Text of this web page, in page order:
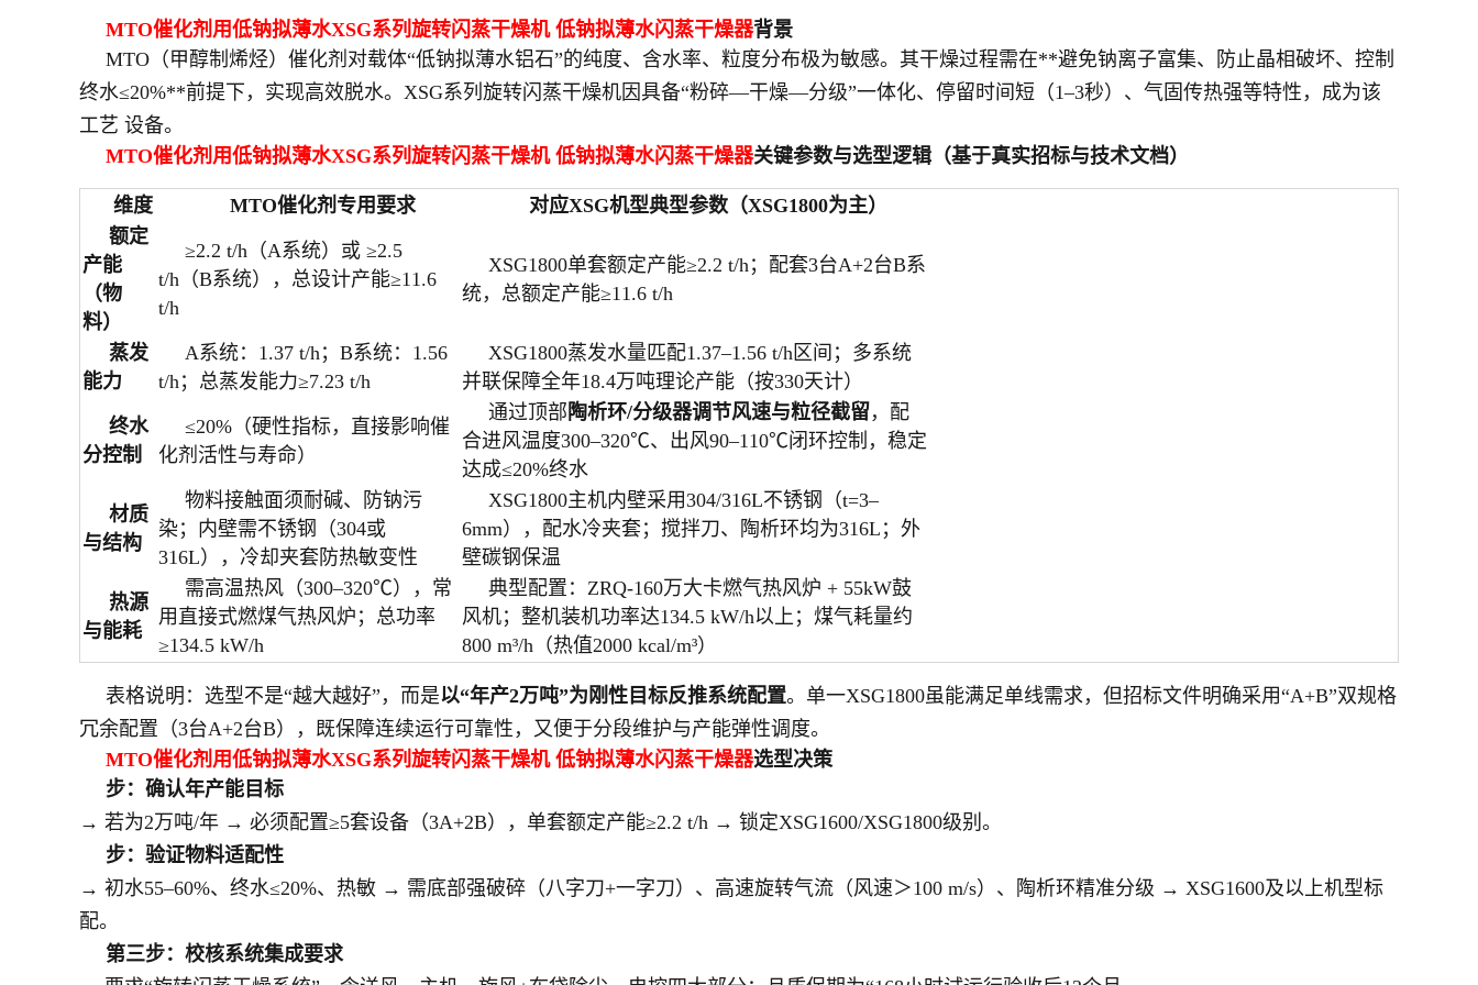
MTO催化剂用低钠拟薄水XSG系列旋转闪蒸干燥机 低钠拟薄水闪蒸干燥器背景
MTO（甲醇制烯烃）催化剂对载体“低钠拟薄水铝石”的纯度、含水率、粒度分布极为敏感。其干燥过程需在**避免钠离子富集、防止晶相破坏、控制
终水≤20%**前提下，实现高效脱水。XSG系列旋转闪蒸干燥机因具备“粉碎—干燥—分级”一体化、停留时间短（1–3秒）、气固传热强等特性，成为该
工艺 设备。
MTO催化剂用低钠拟薄水XSG系列旋转闪蒸干燥机 低钠拟薄水闪蒸干燥器关键参数与选型逻辑（基于真实招标与技术文档）
维度 MTO催化剂专用要求
对应XSG机型典型参数（XSG1800为主）
额定
产能
（物
料）
≥2.2 t/h（A系统）或 ≥2.5
t/h（B系统），总设计产能≥11.6
t/h
XSG1800单套额定产能≥2.2 t/h；配套3台A+2台B系
统，总额定产能≥11.6 t/h
蒸发
能力
A系统：1.37 t/h；B系统：1.56
t/h；总蒸发能力≥7.23 t/h
XSG1800蒸发水量匹配1.37–1.56 t/h区间；多系统
并联保障全年18.4万吨理论产能（按330天计）
终水
分控制
≤20%（硬性指标，直接影响催
化剂活性与寿命）
通过顶部 陶析环/分级器调节风速与粒径截留，配
合进风温度300–320℃、出风90–110℃闭环控制，稳定
达成≤20%终水
材质
与结构
物料接触面须耐碱、防钠污
染；内壁需不锈钢（304或
316L），冷却夹套防热敏变性
XSG1800主机内壁采用304/316L不锈钢（t=3–
6mm），配水冷夹套；搅拌刀、陶析环均为316L；外
壁碳钢保温
热源
与能耗
需高温热风（300–320℃），常
用直接式燃煤气热风炉；总功率
≥134.5 kW/h
典型配置：ZRQ-160万大卡燃气热风炉 + 55kW鼓
风机；整机装机功率达134.5 kW/h以上；煤气耗量约
800 m³/h（热值2000 kcal/m³）
表格说明：选型不是“越大越好”，而是以“年产2万吨”为刚性目标反推系统配置。单一XSG1800虽能满足单线需求，但招标文件明确采用“A+B”双规格
冗余配置（3台A+2台B），既保障连续运行可靠性，又便于分段维护与产能弹性调度。
MTO催化剂用低钠拟薄水XSG系列旋转闪蒸干燥机 低钠拟薄水闪蒸干燥器选型决策
步：确认年产能目标
→ 若为2万吨/年 → 必须配置≥5套设备（3A+2B），单套额定产能≥2.2 t/h → 锁定XSG1600/XSG1800级别。
步：验证物料适配性
→ 初水55–60%、终水≤20%、热敏 → 需底部强破碎（八字刀+一字刀）、高速旋转气流（风速＞100 m/s）、陶析环精准分级 → XSG1600及以上机型标
配。
第三步：校核系统集成要求